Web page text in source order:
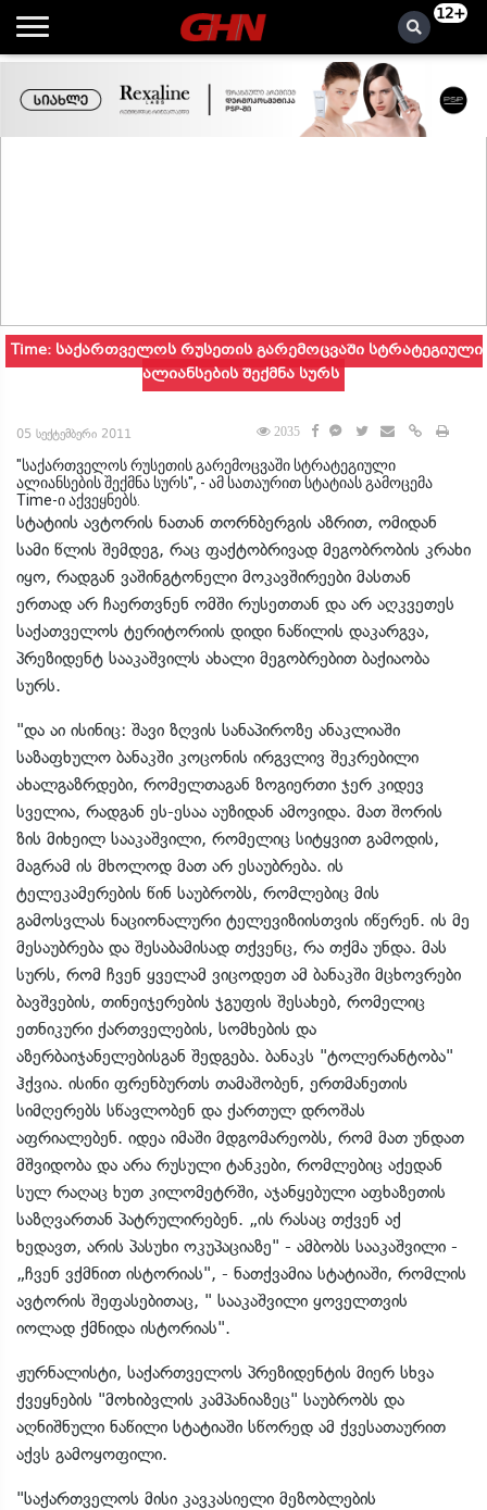
12+
Time: საქართველოს რუსეთის გარემოცვაში სტრატეგიული
ალიანსების შექმნა სურს
05 სექტემბერი 2011 2035
"საქართველოს რუსეთის გარემოცვაში სტრატეგიული
ალიანსების შექმნა სურს", - ამ სათაურით სტატიას გამოცემა
Time-ი აქვეყნებს.
სტატიის ავტორის ნათან თორნბერგის აზრით, ომიდან
სამი წლის შემდეგ, რაც ფაქტობრივად მეგობრობის კრახი
იყო, რადგან ვაშინგტონელი მოკავშირეები მასთან
ერთად არ ჩაერთვნენ ომში რუსეთთან და არ აღკვეთეს
საქათველოს ტერიტორიის დიდი ნაწილის დაკარგვა,
პრეზიდენტ სააკაშვილს ახალი მეგობრებით ბაქიაობა
სურს.
"და აი ისინიც: შავი ზღვის სანაპიროზე ანაკლიაში
საზაფხულო ბანაკში კოცონის ირგვლივ შეკრებილი
ახალგაზრდები, რომელთაგან ზოგიერთი ჯერ კიდევ
სველია, რადგან ეს-ესაა აუზიდან ამოვიდა. მათ შორის
ზის მიხეილ სააკაშვილი, რომელიც სიტყვით გამოდის,
მაგრამ ის მხოლოდ მათ არ ესაუბრება. ის
ტელეკამერების წინ საუბრობს, რომლებიც მის
გამოსვლას ნაციონალური ტელევიზიისთვის იწერენ. ის მე
მესაუბრება და შესაბამისად თქვენც, რა თქმა უნდა. მას
სურს, რომ ჩვენ ყველამ ვიცოდეთ ამ ბანაკში მცხოვრები
ბავშვების, თინეიჯერების ჯგუფის შესახებ, რომელიც
ეთნიკური ქართველების, სომხების და
აზერბაიჯანელებისგან შედგება. ბანაკს "ტოლერანტობა"
ჰქვია. ისინი ფრენბურთს თამაშობენ, ერთმანეთის
სიმღერებს სწავლობენ და ქართულ დროშას
აფრიალებენ. იდეა იმაში მდგომარეობს, რომ მათ უნდათ
მშვიდობა და არა რუსული ტანკები, რომლებიც აქედან
სულ რაღაც ხუთ კილომეტრში, აჯანყებული აფხაზეთის
საზღვართან პატრულირებენ. „ის რასაც თქვენ აქ
ხედავთ, არის პასუხი ოკუპაციაზე" - ამბობს სააკაშვილი -
„ჩვენ ვქმნით ისტორიას", - ნათქვამია სტატიაში, რომლის
ავტორის შეფასებითაც, " სააკაშვილი ყოველთვის
იოლად ქმნიდა ისტორიას".
ჟურნალისტი, საქართველოს პრეზიდენტის მიერ სხვა
ქვეყნების "მოხიბვლის კამპანიაზეც" საუბრობს და
აღნიშნული ნაწილი სტატიაში სწორედ ამ ქვესათაურით
აქვს გამოყოფილი.
"საქართველოს მისი კავკასიელი მეზობლების